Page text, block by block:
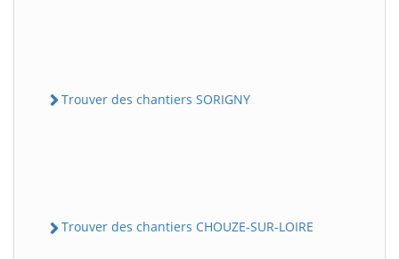
Trouver des chantiers SORIGNY
Trouver des chantiers CHOUZE-SUR-LOIRE